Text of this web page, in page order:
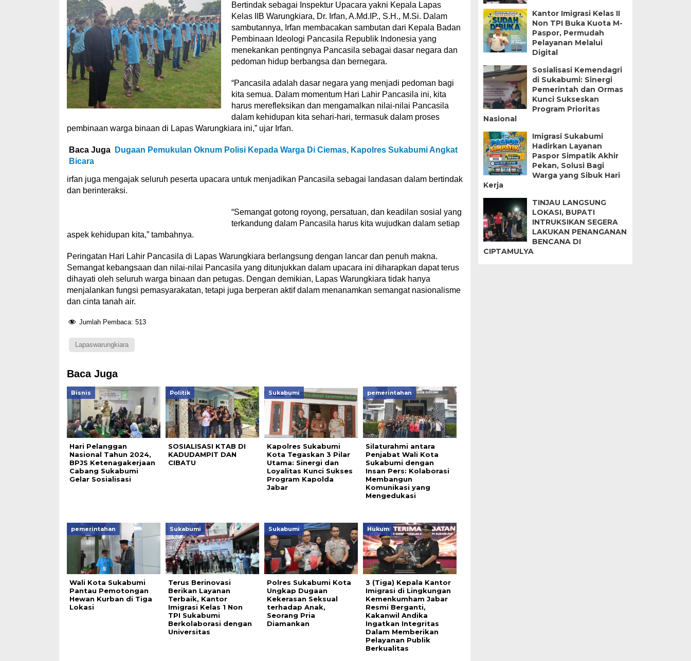
Bertindak sebagai Inspektur Upacara yakni Kepala Lapas
Kelas IIB Warungkiara, Dr. Irfan, A.Md.IP., S.H., M.Si. Dalam
sambutannya, Irfan membacakan sambutan dari Kepala Badan
Pembinaan Ideologi Pancasila Republik Indonesia yang
menekankan pentingnya Pancasila sebagai dasar negara dan
pedoman hidup berbangsa dan bernegara.
“Pancasila adalah dasar negara yang menjadi pedoman bagi
kita semua. Dalam momentum Hari Lahir Pancasila ini, kita
harus merefleksikan dan mengamalkan nilai-nilai Pancasila
dalam kehidupan kita sehari-hari, termasuk dalam proses
pembinaan warga binaan di Lapas Warungkiara ini,” ujar Irfan.
Baca Juga
Dugaan Pemukulan Oknum Polisi Kepada Warga Di Ciemas, Kapolres Sukabumi Angkat
Bicara
irfan juga mengajak seluruh peserta upacara untuk menjadikan Pancasila sebagai landasan dalam bertindak
dan berinteraksi.
“Semangat gotong royong, persatuan, dan keadilan sosial yang
terkandung dalam Pancasila harus kita wujudkan dalam setiap
aspek kehidupan kita,” tambahnya.
Peringatan Hari Lahir Pancasila di Lapas Warungkiara berlangsung dengan lancar dan penuh makna.
Semangat kebangsaan dan nilai-nilai Pancasila yang ditunjukkan dalam upacara ini diharapkan dapat terus
dihayati oleh seluruh warga binaan dan petugas. Dengan demikian, Lapas Warungkiara tidak hanya
menjalankan fungsi pemasyarakatan, tetapi juga berperan aktif dalam menanamkan semangat nasionalisme
dan cinta tanah air.
Jumlah Pembaca: 513
Lapaswarungkiara
Baca Juga
Bisnis
Hari Pelanggan
Nasional Tahun 2024,
BPJS Ketenagakerjaan
Cabang Sukabumi
Gelar Sosialisasi
Politik
SOSIALISASI KTAB DI
KADUDAMPIT DAN
CIBATU
Sukabumi
Kapolres Sukabumi
Kota Tegaskan 3 Pilar
Utama: Sinergi dan
Loyalitas Kunci Sukses
Program Kapolda
Jabar
pemerintahan
Silaturahmi antara
Penjabat Wali Kota
Sukabumi dengan
Insan Pers: Kolaborasi
Membangun
Komunikasi yang
Mengedukasi
pemerintahan
Wali Kota Sukabumi
Pantau Pemotongan
Hewan Kurban di Tiga
Lokasi
Sukabumi
Terus Berinovasi
Berikan Layanan
Terbaik, Kantor
Imigrasi Kelas 1 Non
TPI Sukabumi
Berkolaborasi dengan
Universitas
Sukabumi
Polres Sukabumi Kota
Ungkap Dugaan
Kekerasan Seksual
terhadap Anak,
Seorang Pria
Diamankan
Hukum
3 (Tiga) Kepala Kantor
Imigrasi di Lingkungan
Kemenkumham Jabar
Resmi Berganti,
Kakanwil Andika
Ingatkan Integritas
Dalam Memberikan
Pelayanan Publik
Berkualitas
Kantor Imigrasi Kelas II
Non TPI Buka Kuota M-
Paspor, Permudah
Pelayanan Melalui
Digital
Sosialisasi Kemendagri
di Sukabumi: Sinergi
Pemerintah dan Ormas
Kunci Sukseskan
Program Prioritas
Nasional
Imigrasi Sukabumi
Hadirkan Layanan
Paspor Simpatik Akhir
Pekan, Solusi Bagi
Warga yang Sibuk Hari
Kerja
TINJAU LANGSUNG
LOKASI, BUPATI
INTRUKSIKAN SEGERA
LAKUKAN PENANGANAN
BENCANA DI
CIPTAMULYA